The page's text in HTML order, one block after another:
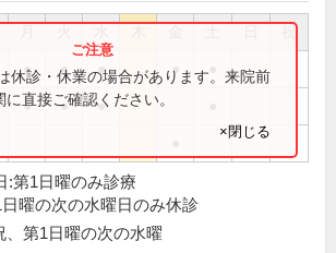
祝
● ● ● ●
● ● ●
休診・休業の場合があります。来院前
直接ご確認ください。
×閉じる
:第1日曜のみ診療
曜の次の水曜日のみ休診
、第1日曜の次の水曜